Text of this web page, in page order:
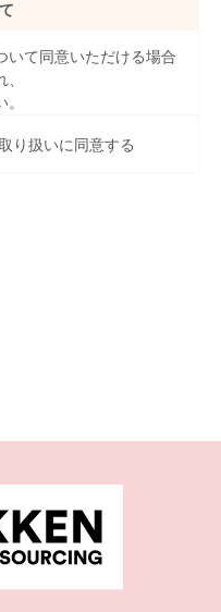
いて同意いただける場合
り扱いに同意する